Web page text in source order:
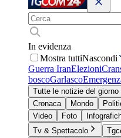
In evidenza
Mostra tuttiNascondi
Guerra IranElezioni
boscoGarlasco
Tutte le notizie del giorno
Cronaca
Mondo
Video
Foto
Tv & Spettacolo